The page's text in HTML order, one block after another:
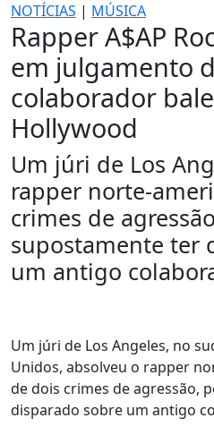
NOTÍCIAS | MÚSICA
Rapper A$AP
em julgamento
colaborador
Hollywood
Um júri de Los
rapper norte-
crimes de
supostamente ter
um antigo
Um júri de Los Angeles, no
Unidos, absolveu o rapper
de dois crimes de agressão,
disparado sobre um antigo